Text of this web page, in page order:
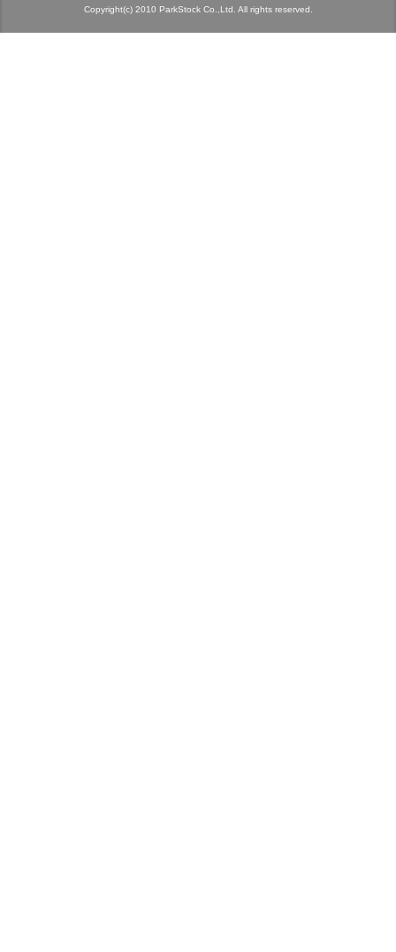
Copyright(c) 2010 ParkStock Co.,Ltd. All rights reserved.